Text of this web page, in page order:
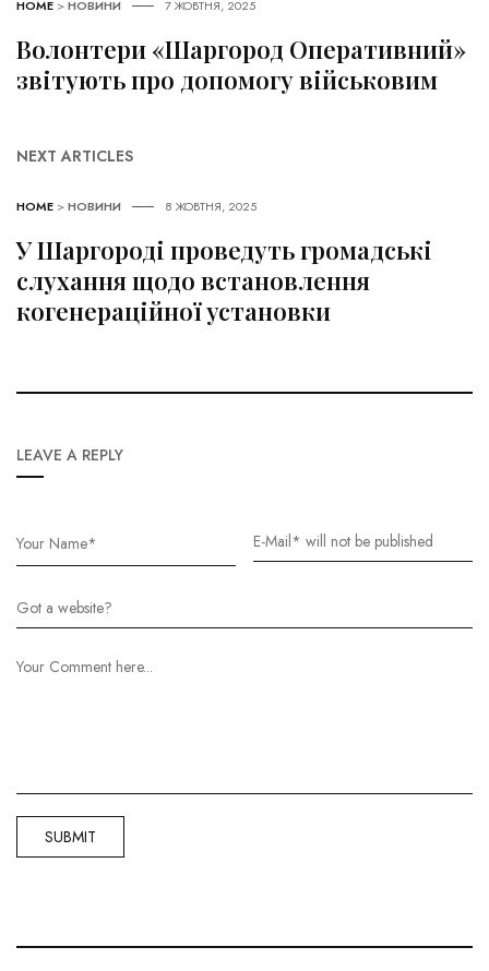
HOME >НОВИНИ 7 ЖОВТНЯ, 2025
Волонтери «Шаргород Оперативний»
звітують про допомогу військовим
NEXT ARTICLES
HOME >НОВИНИ 8 ЖОВТНЯ, 2025
У Шаргороді проведуть громадські
слухання щодо встановлення
когенераційної установки
LEAVE A REPLY